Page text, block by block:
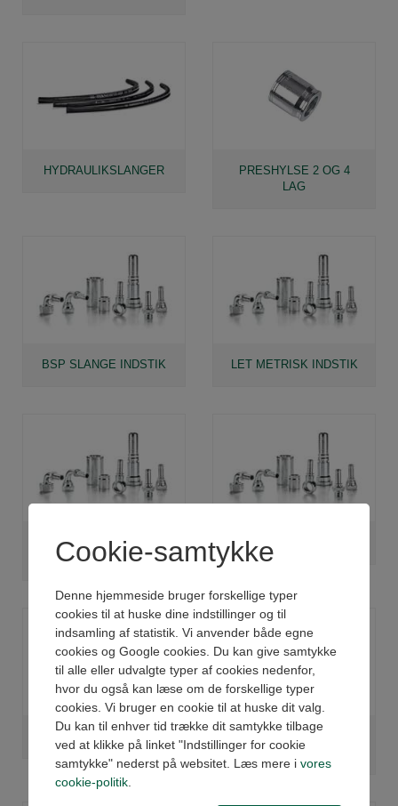
HYDRAULIKSLANGER
PRESHYLSE 2 OG 4
LAG
BSP SLANGE INDSTIK LET METRISK INDSTIK
SVÆR METRISK
INDSTIK
JIC SLANGE INDSTIK
ORFS SLANGE INDSTIK
BANJO SLANGE
INDSTIK
Cookie-samtykke
Denne hjemmeside bruger forskellige typer
cookies til at huske dine indstillinger og til
indsamling af statistik. Vi anvender både egne
cookies og Google cookies. Du kan give samtykke
til alle eller udvalgte typer af cookies nedenfor,
hvor du også kan læse om de forskellige typer
cookies. Vi bruger en cookie til at huske dit valg.
Du kan til enhver tid trække dit samtykke tilbage
ved at klikke på linket "Indstillinger for cookie
samtykke" nederst på websitet. Læs mere i vores
cookie-politik